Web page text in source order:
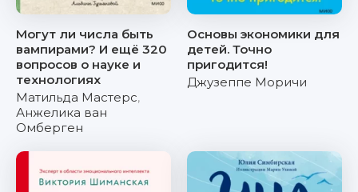
Могут ли числа быть
вампирами? И ещё 320
вопросов о науке и
технологиях
Матильда Мастерс,
Анжелика ван
Омберген
Основы экономики для
детей. Точно
пригодится!
Джузеппе Моричи